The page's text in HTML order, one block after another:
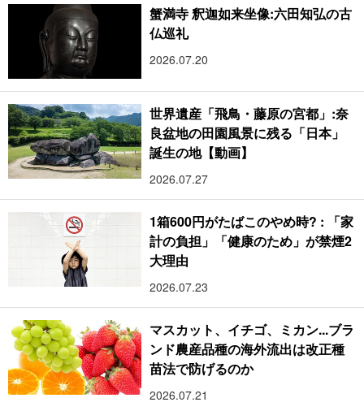
蟹満寺 釈迦如来坐像:六田知弘の古
仏巡礼
2026.07.20
世界遺産「飛鳥・藤原の宮都」:奈
良盆地の田園風景に残る「日本」
誕生の地【動画】
2026.07.27
1箱600円がたばこのやめ時? : 「家
計の負担」「健康のため」が禁煙2
大理由
2026.07.23
マスカット、イチゴ、ミカン...ブラ
ンド農産品種の海外流出は改正種
苗法で防げるのか
2026.07.21